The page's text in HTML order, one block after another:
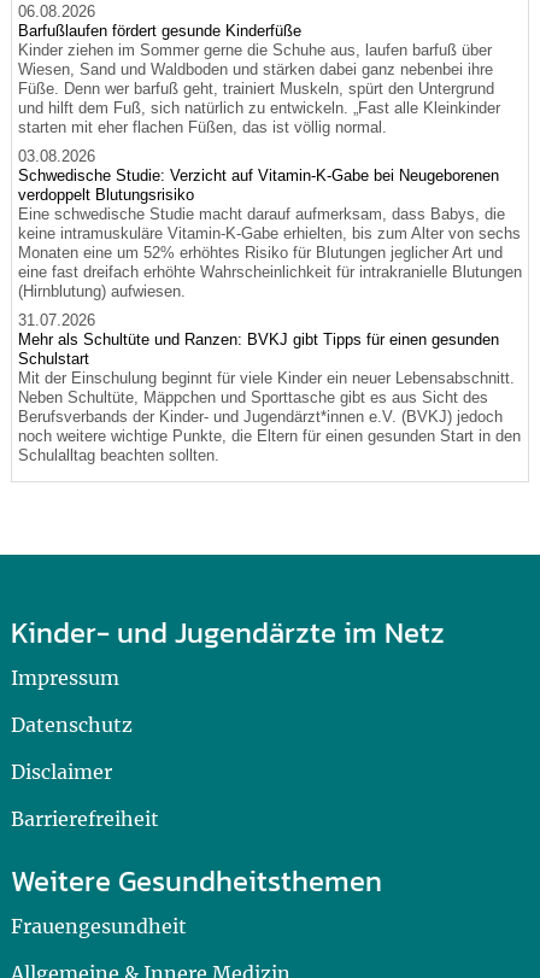
06.08.2026
Barfußlaufen fördert gesunde Kinderfüße
Kinder ziehen im Sommer gerne die Schuhe aus, laufen barfuß über
Wiesen, Sand und Waldboden und stärken dabei ganz nebenbei ihre
Füße. Denn wer barfuß geht, trainiert Muskeln, spürt den Untergrund
und hilft dem Fuß, sich natürlich zu entwickeln. „Fast alle Kleinkinder
starten mit eher flachen Füßen, das ist völlig normal.
03.08.2026
Schwedische Studie: Verzicht auf Vitamin-K-Gabe bei Neugeborenen
verdoppelt Blutungsrisiko
Eine schwedische Studie macht darauf aufmerksam, dass Babys, die
keine intramuskuläre Vitamin-K-Gabe erhielten, bis zum Alter von sechs
Monaten eine um 52% erhöhtes Risiko für Blutungen jeglicher Art und
eine fast dreifach erhöhte Wahrscheinlichkeit für intrakranielle Blutungen
(Hirnblutung) aufwiesen.
31.07.2026
Mehr als Schultüte und Ranzen: BVKJ gibt Tipps für einen gesunden
Schulstart
Mit der Einschulung beginnt für viele Kinder ein neuer Lebensabschnitt.
Neben Schultüte, Mäppchen und Sporttasche gibt es aus Sicht des
Berufsverbands der Kinder- und Jugendärzt*innen e.V. (BVKJ) jedoch
noch weitere wichtige Punkte, die Eltern für einen gesunden Start in den
Schulalltag beachten sollten.
Kinder- und Jugendärzte im Netz
Impressum
Datenschutz
Disclaimer
Barrierefreiheit
Weitere Gesundheitsthemen
Frauengesundheit
Allgemeine & Innere Medizin